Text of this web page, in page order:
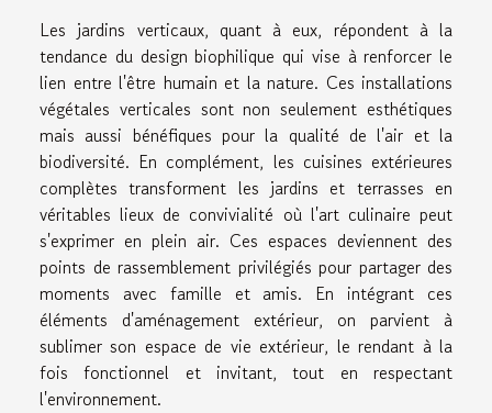
Les jardins verticaux, quant à eux, répondent à la
tendance du design biophilique qui vise à renforcer le
lien entre l'être humain et la nature. Ces installations
végétales verticales sont non seulement esthétiques
mais aussi bénéfiques pour la qualité de l'air et la
biodiversité. En complément, les cuisines extérieures
complètes transforment les jardins et terrasses en
véritables lieux de convivialité où l'art culinaire peut
s'exprimer en plein air. Ces espaces deviennent des
points de rassemblement privilégiés pour partager des
moments avec famille et amis. En intégrant ces
éléments d'aménagement extérieur, on parvient à
sublimer son espace de vie extérieur, le rendant à la
fois fonctionnel et invitant, tout en respectant
l'environnement.